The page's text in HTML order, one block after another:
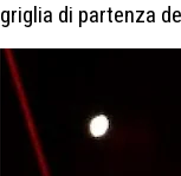
griglia di partenza